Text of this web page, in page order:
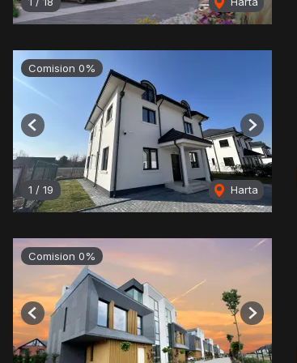
Comision 0%
1 / 19 Harta
Previous Next
Comision 0%
Previous Next